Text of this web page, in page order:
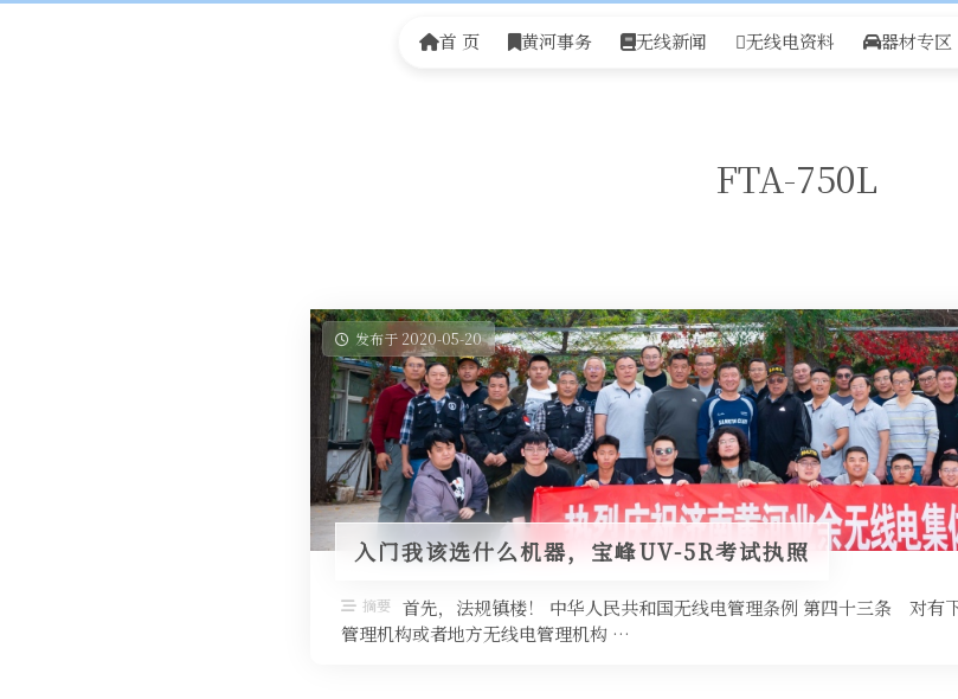
首 页 黄河事务 无线新闻 无线电资料 器材专区
FTA-750L
发布于 2020-05-20
入门我该选什么机器，宝峰UV-5R考试执照
摘要
首先，法规镇楼！ 中华人民共和国无线电管理条例 第四十三条 对有
管理机构或者地方无线电管理机构 …